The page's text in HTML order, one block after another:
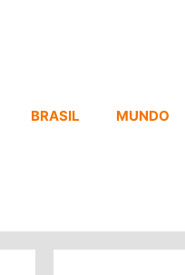
BRASIL MUNDO